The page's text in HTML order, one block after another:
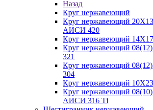
Назад
Круг нержавеющий
Круг нержавеющий
АИСИ 420
Круг нержавеющий
Круг нержавеющий
321
Круг нержавеющий
304
Круг нержавеющий
Круг нержавеющий
АИСИ 316 Тi